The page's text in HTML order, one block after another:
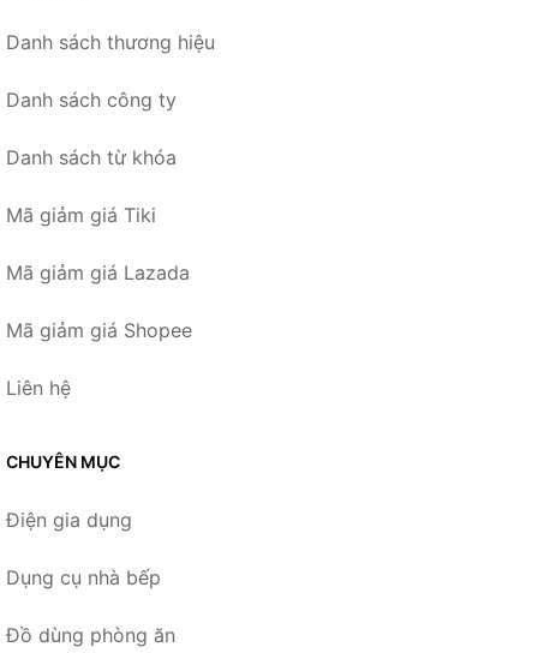
Danh sách thương hiệu
Danh sách công ty
Danh sách từ khóa
Mã giảm giá Tiki
Mã giảm giá Lazada
Mã giảm giá Shopee
Liên hệ
CHUYÊN MỤC
Điện gia dụng
Dụng cụ nhà bếp
Đồ dùng phòng ăn